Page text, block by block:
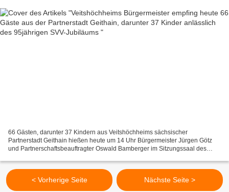
66 Gästen, darunter 37 Kindern aus Veitshöchheims sächsischer
Partnerstadt Geithain hießen heute um 14 Uhr Bürgermeister Jürgen Götz
und Partnerschaftsbeauftragter Oswald Bamberger im Sitzungssaal des
< Vorherige Seite Nächste Seite >